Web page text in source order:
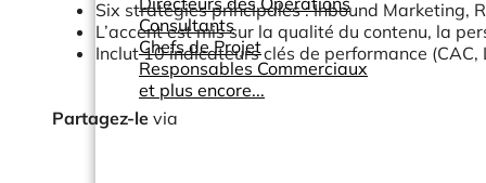
Consultants
Chefs de Projet
Responsables Commerciaux
et plus encore...
Six stratégies principales : Inbound Marketing,
L’accent est mis sur la qualité du contenu, la
Inclut 10 indicateurs clés de performance (CAC,
Partagez-le via